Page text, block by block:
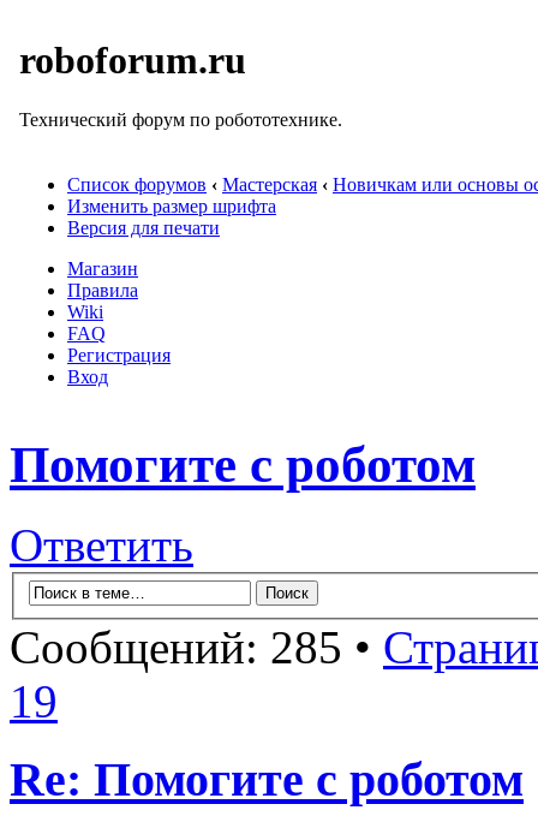
roboforum.ru
Технический форум по робототехнике.
Список форумов ‹ Мастерская ‹ Новичкам или основы
Изменить размер шрифта
Версия для печати
Магазин
Правила
Wiki
FAQ
Регистрация
Вход
Помогите с роботом
Ответить
Сообщений: 285 •
19
Re: Помогите с роботом